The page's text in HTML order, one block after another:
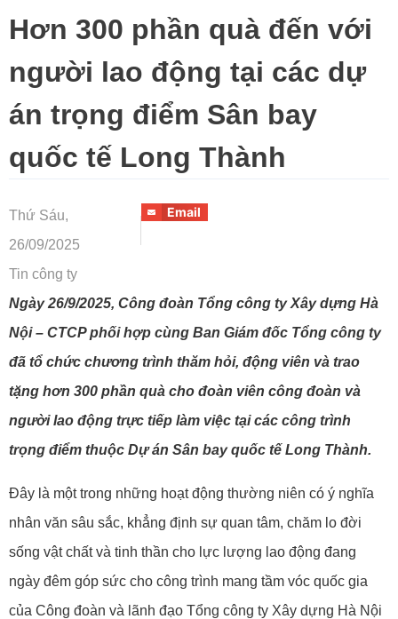
Hơn 300 phần quà đến với
người lao động tại các dự
án trọng điểm Sân bay
quốc tế Long Thành
Thứ Sáu,
26/09/2025
Tin công ty
Email
Ngày 26/9/2025, Công đoàn Tổng công ty Xây dựng Hà
Nội – CTCP phối hợp cùng Ban Giám đốc Tổng công ty
đã tổ chức chương trình thăm hỏi, động viên và trao
tặng hơn 300 phần quà cho đoàn viên công đoàn và
người lao động trực tiếp làm việc tại các công trình
trọng điểm thuộc Dự án Sân bay quốc tế Long Thành.
Đây là một trong những hoạt động thường niên có ý nghĩa
nhân văn sâu sắc, khẳng định sự quan tâm, chăm lo đời
sống vật chất và tinh thần cho lực lượng lao động đang
ngày đêm góp sức cho công trình mang tầm vóc quốc gia
của Công đoàn và lãnh đạo Tổng công ty Xây dựng Hà Nội